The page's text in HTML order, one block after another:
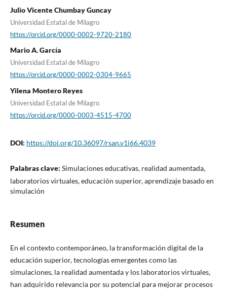
Julio Vicente Chumbay Guncay
Universidad Estatal de Milagro
https://orcid.org/0000-0002-9720-2180
Mario A. García
Universidad Estatal de Milagro
https://orcid.org/0000-0002-0304-9665
Yilena Montero Reyes
Universidad Estatal de Milagro
https://orcid.org/0000-0003-4515-4700
DOI: https://doi.org/10.36097/rsan.v1i66.4039
Palabras clave: Simulaciones educativas, realidad aumentada,
laboratorios virtuales, educación superior, aprendizaje basado en
simulación
Resumen
En el contexto contemporáneo, la transformación digital de la
educación superior, tecnologías emergentes como las
simulaciones, la realidad aumentada y los laboratorios virtuales,
han adquirido relevancia por su potencial para mejorar procesos